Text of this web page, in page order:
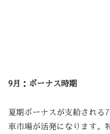
9月：ボーナス時期
夏期ボーナスが支給される
車市場が活発になります。